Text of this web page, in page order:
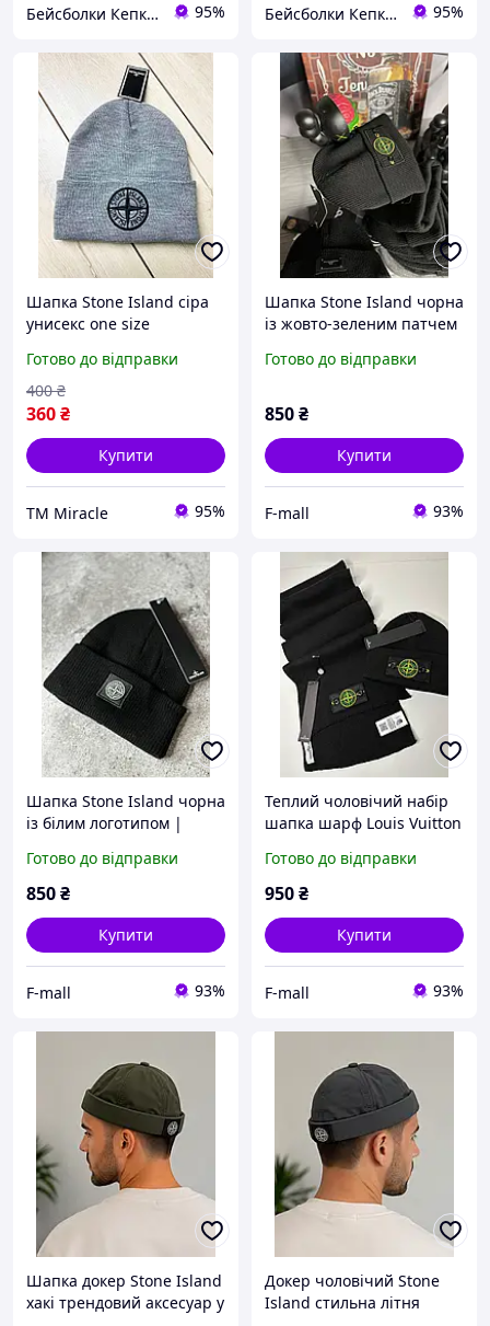
Бейсболки Кепки Шапки Аксесуари оптом со склада 95% Бейсболки Кепки Шапки Аксесуари оптом со склада 95%
Шапка Stone Island cіра
унисекс one size
Готово до відправки
360₴
400 ₴
Купити
ТМ Miracle 95%
Шапка Stone Island чорна
із жовто-зеленим патчем
шапка Стон Айленд
Готово до відправки
850₴
Купити
F-mall 93%
Шапка Stone Island чорна
із білим логотипом |
Стон Айленд
Готово до відправки
850₴
Купити
F-mall 93%
Теплий чоловічий набір
шапка шарф Louis Vuitton
Чоловіча стильна шапка
та шарф Луї Віттон
Готово до відправки
950₴
Купити
F-mall 93%
Шапка докер Stone Island
хакі трендовий аксесуар у
Докер чоловічий Stone
Island стильна літня